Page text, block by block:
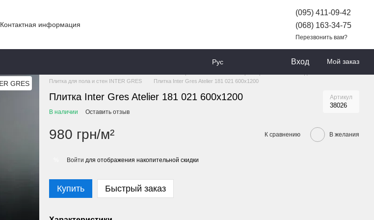
Контактная информация
(095) 411-09-42
(068) 163-34-75
Перезвонить вам?
Рус Вход Мой заказ
Плитка для пола и стен INTER GRES
Плитка Inter Gres Atelier 181 021 600x1200
Плитка Inter Gres Atelier 181 021 600x1200 Артикул
38026
В наличии Оставить отзыв
980 грн/м² К сравнению В желания
Войти для отображения накопительной скидки
Купить Быстрый заказ